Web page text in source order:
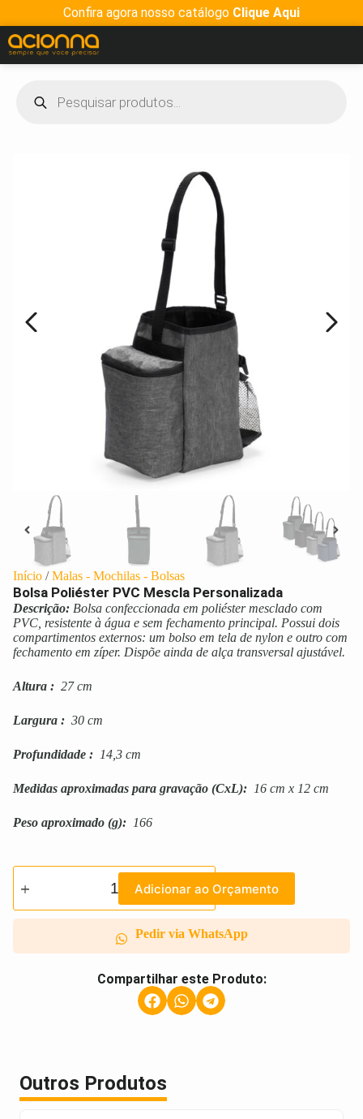
Confira agora nosso catálogo Clique Aqui
Início /Malas - Mochilas - Bolsas
Bolsa Poliéster PVC Mescla Personalizada
Descrição: Bolsa confeccionada em poliéster mesclado com
PVC, resistente à água e sem fechamento principal. Possui dois
compartimentos externos: um bolso em tela de nylon e outro com
fechamento em zíper. Dispõe ainda de alça transversal ajustável.
Altura : 27 cm
Largura : 30 cm
Profundidade : 14,3 cm
Medidas aproximadas para gravação (CxL): 16 cm x 12 cm
Peso aproximado (g): 166
Adicionar ao Orçamento
Pedir via WhatsApp
Compartilhar este Produto:
Outros Produtos